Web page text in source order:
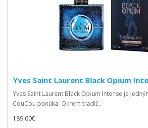
Yves Saint Laurent Black Opium
Yves Saint Laurent Black Opium Intense je
CouCou ponúka. Okrem tradič..
189,60€